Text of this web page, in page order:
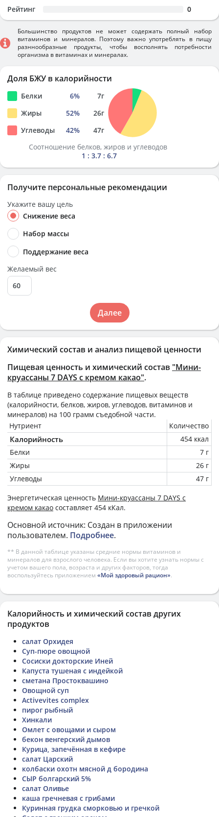
Химический состав и анализ пищевой ценности
Пищевая ценность и химический состав "Мини-
круассаны 7 DAYS с кремом какао".
В таблице приведено содержание пищевых веществ
(калорийности, белков, жиров, углеводов, витаминов и
минералов) на 100 грамм съедобной части.
Нутриент
Количество
Калорийность
454 ккал
Белки
7 г
Жиры
26 г
Углеводы
47 г
Энергетическая ценность Мини-круассаны 7 DAYS с
кремом какао составляет 454 кКал.
Основной источник: Создан в приложении
пользователем. Подробнее.
** В данной таблице указаны средние нормы витаминов и
минералов для взрослого человека. Если вы хотите узнать нормы с
учетом вашего пола, возраста и других факторов, тогда
воспользуйтесь приложением «Мой здоровый рацион».
Рейтинг 0
Большинство продуктов не может содержать полный набор
витаминов и минералов. Поэтому важно употреблять в пищу
разннообразные продукты, чтобы восполнять потребности
организма в витаминах и минералах.
Доля БЖУ в калорийности
Белки 6% 7г
Жиры
52% 26г
Углеводы
42% 47г
Соотношение белков, жиров и углеводов
1 : 3.7 : 6.7
Получите персональные рекомендации
Укажите вашу цель
Снижение веса
Набор массы
Поддержание веса
Желаемый вес
Далее
Калорийность и химический состав других
продуктов
салат Орхидея
Суп-пюре овощной
Сосиски докторские Иней
Капуста тушеная с индейкой
сметана Простоквашино
Овощной суп
Activevites complex
пирог рыбный
Хинкали
Омлет с овощами и сыром
бекон венгерский дымов
Курица, запечённая в кефире
салат Царский
колбаски охотн мясной д бородина
СЫР болгарский 5%
салат Оливье
каша гречневая с грибами
Куринная грудка сморковью и гречкой